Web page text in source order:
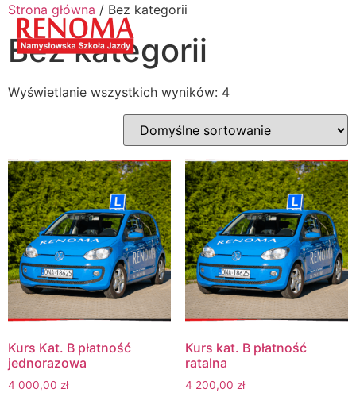
Strona główna / Bez kategorii
Bez kategorii
Wyświetlanie wszystkich wyników: 4
Kurs Kat. B płatność
jednorazowa
4 000,00 zł
Kurs kat. B płatność
ratalna
4 200,00 zł